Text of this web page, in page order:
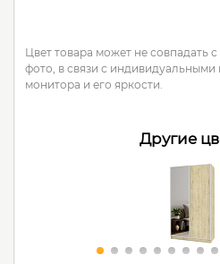
Цвет товара может не совпадать
фото, в связи с индивидуальными
монитора и его яркости.
Другие